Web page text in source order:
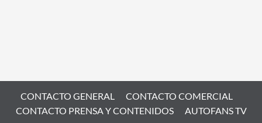
CONTACTO GENERAL
CONTACTO COMERCIAL
CONTACTO PRENSA Y CONTENIDOS
AUTOFANS TV